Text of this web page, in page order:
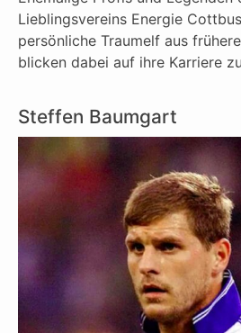
Lieblingsvereins Energie
persönliche Traumelf aus
blicken dabei auf ihre Karriere
Steffen Baumgart